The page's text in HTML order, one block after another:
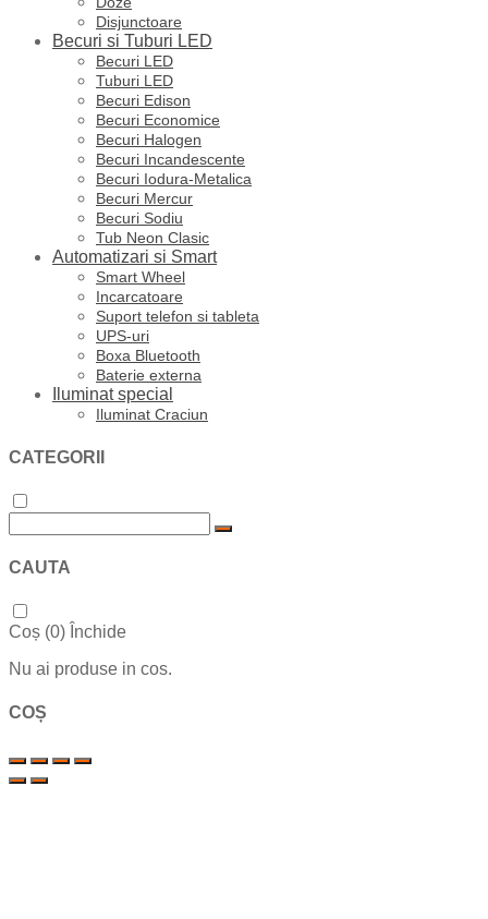
Disjunctoare
Becuri si Tuburi LED
Becuri LED
Tuburi LED
Becuri Edison
Becuri Economice
Becuri Halogen
Becuri Incandescente
Becuri Iodura-Metalica
Becuri Mercur
Becuri Sodiu
Tub Neon Clasic
Automatizari si Smart
Smart Wheel
Incarcatoare
Suport telefon si tableta
UPS-uri
Boxa Bluetooth
Baterie externa
Iluminat special
Iluminat Craciun
CATEGORII
CAUTA
Coș (0) Închide
Nu ai produse in cos.
COȘ